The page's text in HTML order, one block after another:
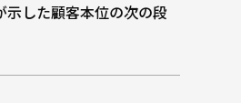
示した顧客本位の次の段